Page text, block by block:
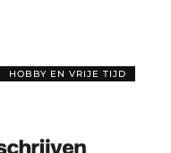
HOBBY EN VRIJE TIJD